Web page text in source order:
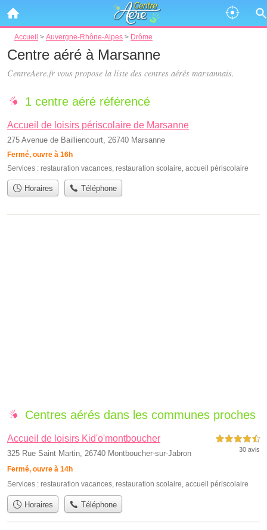
Accueil > Auvergne-Rhône-Alpes > Drôme
Centre aéré à Marsanne
CentreAere.fr vous propose la liste des centres aérés marsannais.
1 centre aéré référencé
Accueil de loisirs périscolaire de Marsanne
275 Avenue de Bailliencourt, 26740 Marsanne
Fermé, ouvre à 16h
Services : restauration vacances, restauration scolaire, accueil périscolaire
Horaires Téléphone
Centres aérés dans les communes proches
Accueil de loisirs Kid'o'montboucher
325 Rue Saint Martin, 26740 Montboucher-sur-Jabron
Fermé, ouvre à 14h
4,5 étoiles sur 5
30 avis
Services : restauration vacances, restauration scolaire, accueil périscolaire
Horaires Téléphone